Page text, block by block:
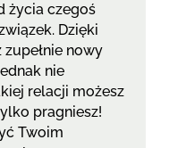
życia czegoś
Dzięki
nowy
nie
relacji możesz
pragniesz!
Twoim